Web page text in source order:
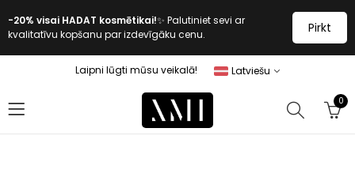
-20% visai HADAT kosmētikai!✨ Palutiniet sevi ar
kvalitatīvu kopšanu par izdevīgāku cenu.
Pirkt
Laipni lūgti mūsu veikalā! Latviešu
0